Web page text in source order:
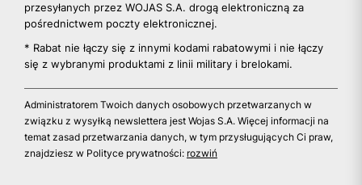
przesyłanych przez WOJAS S.A. drogą elektroniczną za
pośrednictwem poczty elektronicznej.
* Rabat nie łączy się z innymi kodami rabatowymi i nie łączy
się z wybranymi produktami z linii military i brelokami.
Administratorem Twoich danych osobowych przetwarzanych w
związku z wysyłką newslettera jest Wojas S.A. Więcej informacji na
temat zasad przetwarzania danych, w tym przysługujących Ci praw,
znajdziesz w Polityce prywatności: rozwiń